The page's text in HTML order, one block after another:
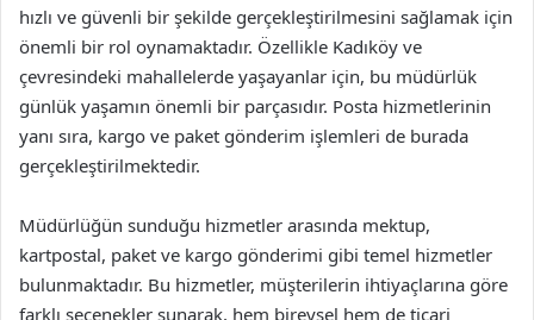
hızlı ve güvenli bir şekilde gerçekleştirilmesini sağlamak için
önemli bir rol oynamaktadır. Özellikle Kadıköy ve
çevresindeki mahallelerde yaşayanlar için, bu müdürlük
günlük yaşamın önemli bir parçasıdır. Posta hizmetlerinin
yanı sıra, kargo ve paket gönderim işlemleri de burada
gerçekleştirilmektedir.
Müdürlüğün sunduğu hizmetler arasında mektup,
kartpostal, paket ve kargo gönderimi gibi temel hizmetler
bulunmaktadır. Bu hizmetler, müşterilerin ihtiyaçlarına göre
farklı seçenekler sunarak, hem bireysel hem de ticari